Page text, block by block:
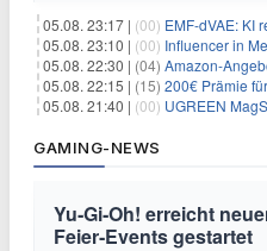
05.08. 23:17 | (00) EMF-dVAE: KI reduziert
05.08. 23:10 | (00) Influencer in
05.08. 22:30 | (04) Amazon-Angebote
05.08. 22:15 | (15) 200€ Prämie für das
05.08. 21:40 | (00) UGREEN MagSafe
GAMING-NEWS
Yu‑Gi‑Oh! erreicht
Feier‑Events gestartet